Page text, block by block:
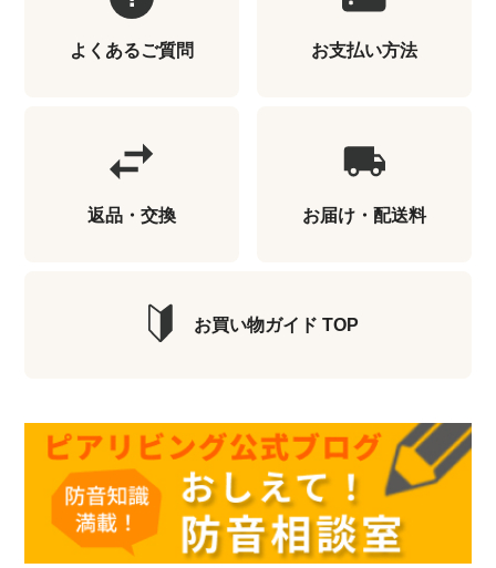
よくあるご質問 お支払い方法
返品・交換 お届け・配送料
お買い物ガイド TOP